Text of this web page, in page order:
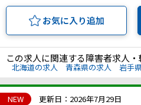
お気に入り追加
この求人に関連する障害者求人
北海道の求人 青森県の求人 岩手
NEW 更新日：2026年7月29日